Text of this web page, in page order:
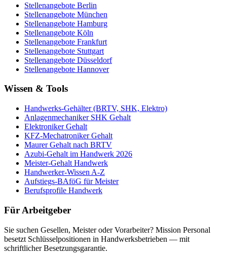
Stellenangebote Berlin
Stellenangebote München
Stellenangebote Hamburg
Stellenangebote Köln
Stellenangebote Frankfurt
Stellenangebote Stuttgart
Stellenangebote Düsseldorf
Stellenangebote Hannover
Wissen & Tools
Handwerks-Gehälter (BRTV, SHK, Elektro)
Anlagenmechaniker SHK Gehalt
Elektroniker Gehalt
KFZ-Mechatroniker Gehalt
Maurer Gehalt nach BRTV
Azubi-Gehalt im Handwerk 2026
Meister-Gehalt Handwerk
Handwerker-Wissen A-Z
Aufstiegs-BAföG für Meister
Berufsprofile Handwerk
Für Arbeitgeber
Sie suchen Gesellen, Meister oder Vorarbeiter? Mission Personal
besetzt Schlüsselpositionen in Handwerksbetrieben — mit
schriftlicher Besetzungsgarantie.